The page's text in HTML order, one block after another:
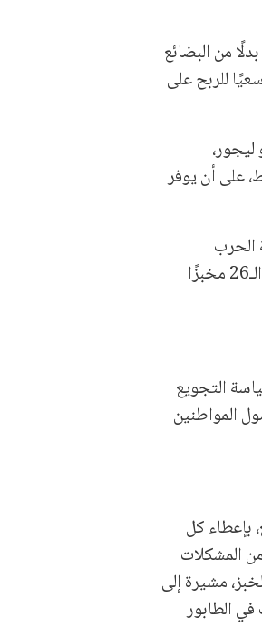
من البضائع
للربح على
على أن يوفر
الحرب
الأمريكية والإسرائيلية على إيران قبل أكثر من شهر. كما أكد أن «الأغذية العالمي» سيستمر خلال الشهر الجاري في دعم الـ26 مخبزًا
التجويع
المواطنين
بإعطاء كل
المشكلات
مشيرة إلى
الطابور